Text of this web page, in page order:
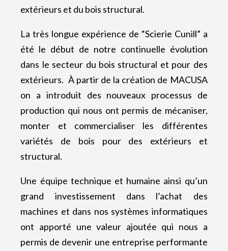
extérieurs et du bois structural.
La très longue expérience de “Scierie Cunill” a
été le début de notre continuelle évolution
dans le secteur du bois structural et pour des
extérieurs. À partir de la création de MACUSA
on a introduit des nouveaux processus de
production qui nous ont permis de mécaniser,
monter et commercialiser les différentes
variétés de bois pour des extérieurs et
structural.
Une équipe technique et humaine ainsi qu’un
grand investissement dans l’achat des
machines et dans nos systèmes informatiques
ont apporté une valeur ajoutée qui nous a
permis de devenir une entreprise performante